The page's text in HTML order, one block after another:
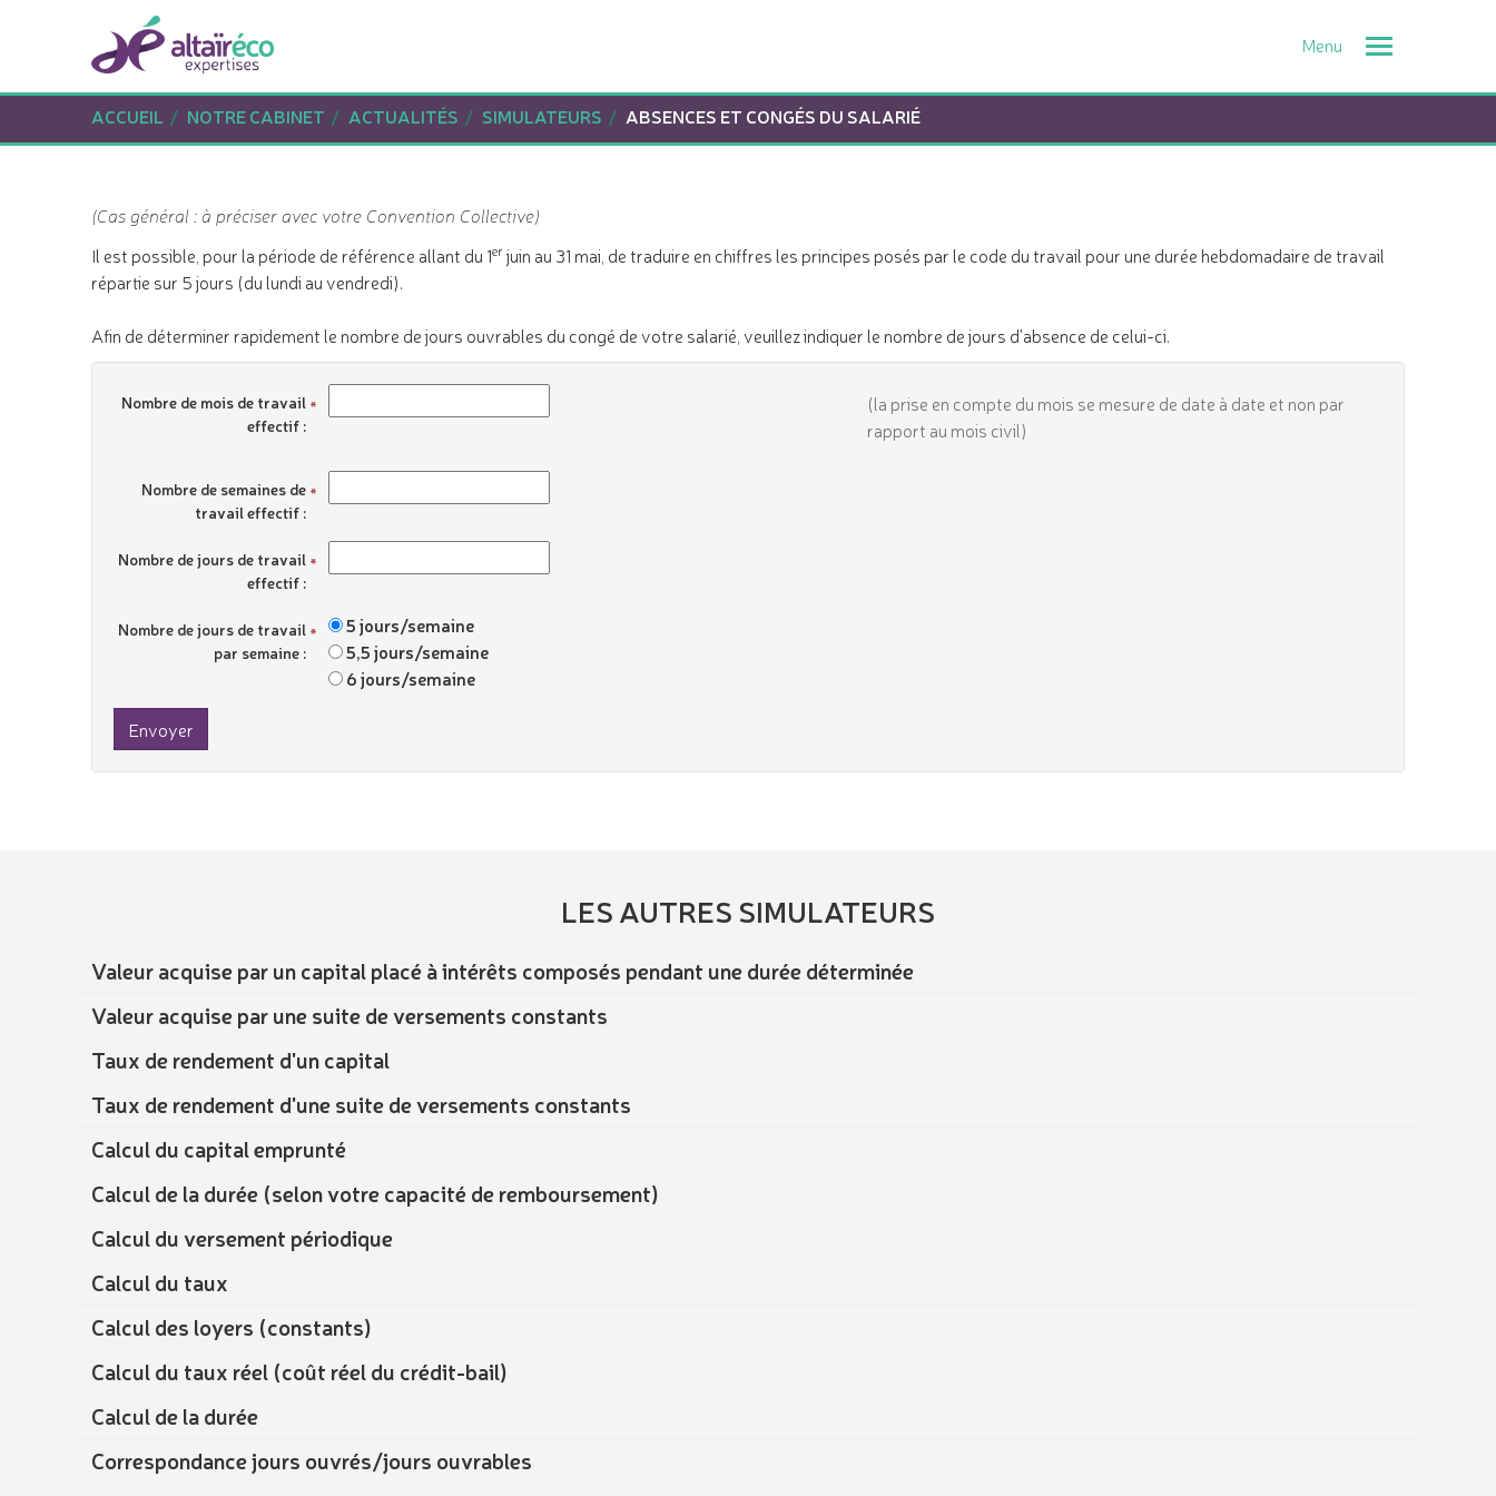
Toggle
ACCUEIL
NOTRE CABINET ACTUALITÉS SIMULATEURS ABSENCES ET CONGÉS DU SALARIÉ
(Cas général : à préciser avec votre Convention Collective)
Il est possible, pour la période de référence allant du 1er juin au 31 mai, de traduire en chiffres les principes posés par le code du travail pour une durée hebdomadaire de travail
répartie sur 5 jours (du lundi au vendredi).
Afin de déterminer rapidement le nombre de jours ouvrables du congé de votre salarié, veuillez indiquer le nombre de jours d'absence de celui-ci.
Nombre de mois de travail
effectif :
(la prise en compte du mois se mesure de date à date et non par
rapport au mois civil)
Nombre de semaines de
travail effectif :
Nombre de jours de travail
effectif :
Nombre de jours de travail
par semaine :
5 jours/semaine
5,5 jours/semaine
6 jours/semaine
Envoyer
LES AUTRES SIMULATEURS
Valeur acquise par un capital placé à intérêts composés pendant une durée déterminée
Valeur acquise par une suite de versements constants
Taux de rendement d'un capital
Taux de rendement d'une suite de versements constants
Calcul du capital emprunté
Calcul de la durée (selon votre capacité de remboursement)
Calcul du versement périodique
Calcul du taux
Calcul des loyers (constants)
Calcul du taux réel (coût réel du crédit-bail)
Calcul de la durée
Correspondance jours ouvrés/jours ouvrables